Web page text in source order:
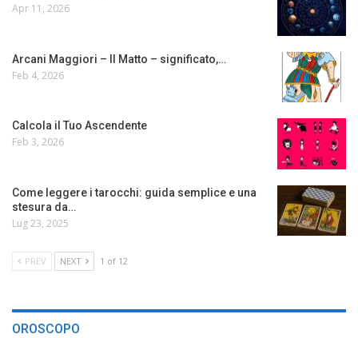
Apr 11, 2026
Arcani Maggiori – Il Matto – significato,…
Feb 4, 2026
Calcola il Tuo Ascendente
Feb 3, 2026
Come leggere i tarocchi: guida semplice e una
stesura da…
Lug 23, 2025
PREV NEXT 1 of 12
OROSCOPO